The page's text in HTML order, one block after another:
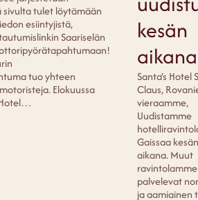
sivulta tulet löytämään
esiintyjistä,
Saariselän
tuo yhteen
Elokuussa
Hotel…
kesän
aikana
Santa’s Hotel
Claus,
vieraamme,
Uudistamme
Gaissaa
aikana. Muut
ravintolamme
palvelevat
ja aamiainen